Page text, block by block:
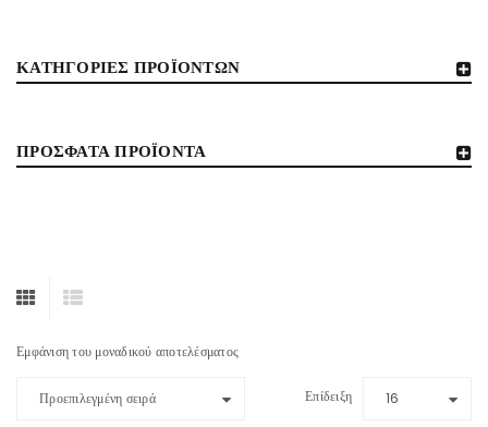
ΚΑΤΗΓΟΡΊΕΣ ΠΡΟΪΌΝΤΩΝ
ΠΡΌΣΦΑΤΑ ΠΡΟΪΌΝΤΑ
Εμφάνιση του μοναδικού αποτελέσματος
Προεπιλεγμένη σειρά Επίδειξη 16